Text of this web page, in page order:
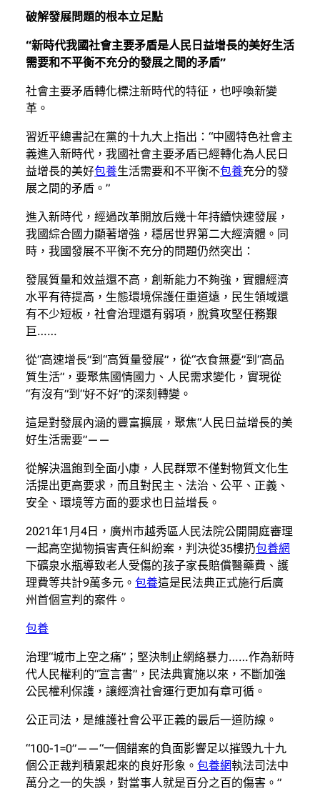
破解發展問題的根本立足點
“新時代我國社會主要矛盾是人民日益增長的美好生活
需要和不平衡不充分的發展之間的矛盾”
社會主要矛盾轉化標注新時代的特征，也呼喚新變
革。
習近平總書記在黨的十九大上指出：“中國特色社會主
義進入新時代，我國社會主要矛盾已經轉化為人民日
益增長的美好包養生活需要和不平衡不包養充分的發
展之間的矛盾。”
進入新時代，經過改革開放后幾十年持續快速發展，
我國綜合國力顯著增強，穩居世界第二大經濟體。同
時，我國發展不平衡不充分的問題仍然突出：
發展質量和效益還不高，創新能力不夠強，實體經濟
水平有待提高，生態環境保護任重道遠，民生領域還
有不少短板，社會治理還有弱項，脫貧攻堅任務艱
巨……
從“高速增長”到“高質量發展”，從“衣食無憂”到“高品
質生活”，要聚焦國情國力、人民需求變化，實現從
“有沒有”到“好不好”的深刻轉變。
這是對發展內涵的豐富擴展，聚焦“人民日益增長的美
好生活需要”——
從解決溫飽到全面小康，人民群眾不僅對物質文化生
活提出更高要求，而且對民主、法治、公平、正義、
安全、環境等方面的要求也日益增長。
2021年1月4日，廣州市越秀區人民法院公開開庭審理
一起高空拋物損害責任糾紛案，判決從35樓扔包養網
下礦泉水瓶導致老人受傷的孩子家長賠償醫藥費、護
理費等共計9萬多元。 包養這是民法典正式施行后廣
州首個宣判的案件。
包養
治理“城市上空之痛”；堅決制止網絡暴力……作為新時
代人民權利的“宣言書”，民法典實施以來，不斷加強
公民權利保護，讓經濟社會運行更加有章可循。
公正司法，是維護社會公平正義的最后一道防線。
“100-1=0”——“一個錯案的負面影響足以摧毀九十九
個公正裁判積累起來的良好形象。 包養網執法司法中
萬分之一的失誤，對當事人就是百分之百的傷害。”